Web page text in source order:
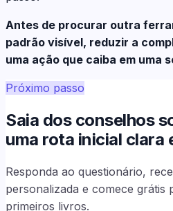
Antes de procurar outra
padrão visível, reduzir a
uma ação que caiba em uma
Próximo passo
Saia dos conselhos
uma rota inicial clara
Responda ao questionário,
personalizada e comece grátis
primeiros livros.